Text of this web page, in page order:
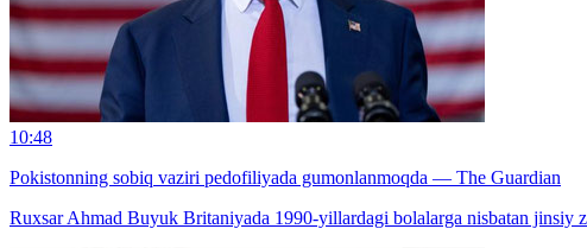
10:48
Pokistonning sobiq vaziri pedofiliyada gumonlanmoqda — The Guardian
Ruxsar Ahmad Buyuk Britaniyada 1990-yillardagi bolalarga nisbatan jinsiy